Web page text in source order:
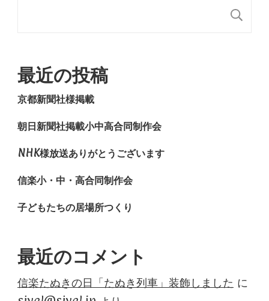
最近の投稿
京都新聞社様掲載
朝日新聞社掲載小中高合同制作会
NHK様放送ありがとうございます
信楽小・中・高合同制作会
子どもたちの居場所つくり
最近のコメント
信楽たぬきの日「たぬき列車」装飾しました に